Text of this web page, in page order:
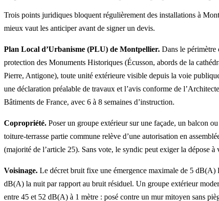
Trois points juridiques bloquent régulièrement des installations à
mieux vaut les anticiper avant de signer un devis.
Plan Local d’Urbanisme (PLU) de Montpellier. Dans le périmètre
protection des Monuments Historiques (Écusson, abords de la
Pierre, Antigone), toute unité extérieure visible depuis la voie
une déclaration préalable de travaux et l’avis conforme de
Bâtiments de France, avec 6 à 8 semaines d’instruction.
Copropriété. Poser un groupe extérieur sur une façade, un balcon
toiture-terrasse partie commune relève d’une autorisation en
(majorité de l’article 25). Sans vote, le syndic peut exiger la dépose à
Voisinage. Le décret bruit fixe une émergence maximale de 5 dB(A)
dB(A) la nuit par rapport au bruit résiduel. Un groupe extérieur
entre 45 et 52 dB(A) à 1 mètre : posé contre un mur mitoyen sans